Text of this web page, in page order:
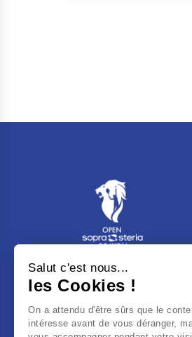
Salut c'est nous...
les Cookies !
On a attendu d'être sûrs que le
intéresse avant de vous déranger,
Tennis Club de
Novembre 1918
69100